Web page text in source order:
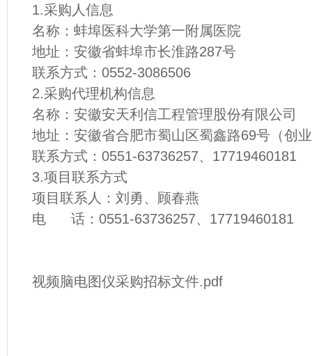
1.采购人信息
名称：蚌埠医科大学第一附属医院
地址：安徽省蚌埠市长淮路287号
联系方式：0552-3086506
2.采购代理机构信息
名称：安徽安天利信工程管理股份有限公司
地址：安徽省合肥市蜀山区蜀鑫路69号（创
联系方式：0551-63736257、17719460181
3.项目联系方式
项目联系人：刘勇、顾春燕
电 话：0551-63736257、17719460181
视频脑电图仪采购招标文件.pdf